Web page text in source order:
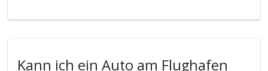
Kann ich ein Auto am Flughafen